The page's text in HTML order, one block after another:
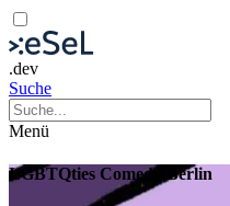
.dev
Suche
Menü
LGBTQties Comedy Berlin